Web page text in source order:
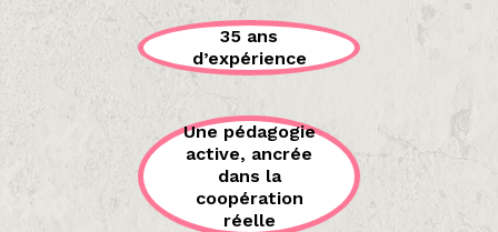
35 ans
d’expérience
Une pédagogie
active, ancrée
dans la
coopération
réelle